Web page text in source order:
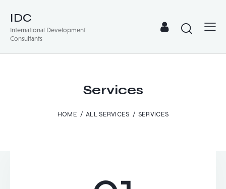
IDC
International Development
Consultants
Services
HOME ALL SERVICES SERVICES